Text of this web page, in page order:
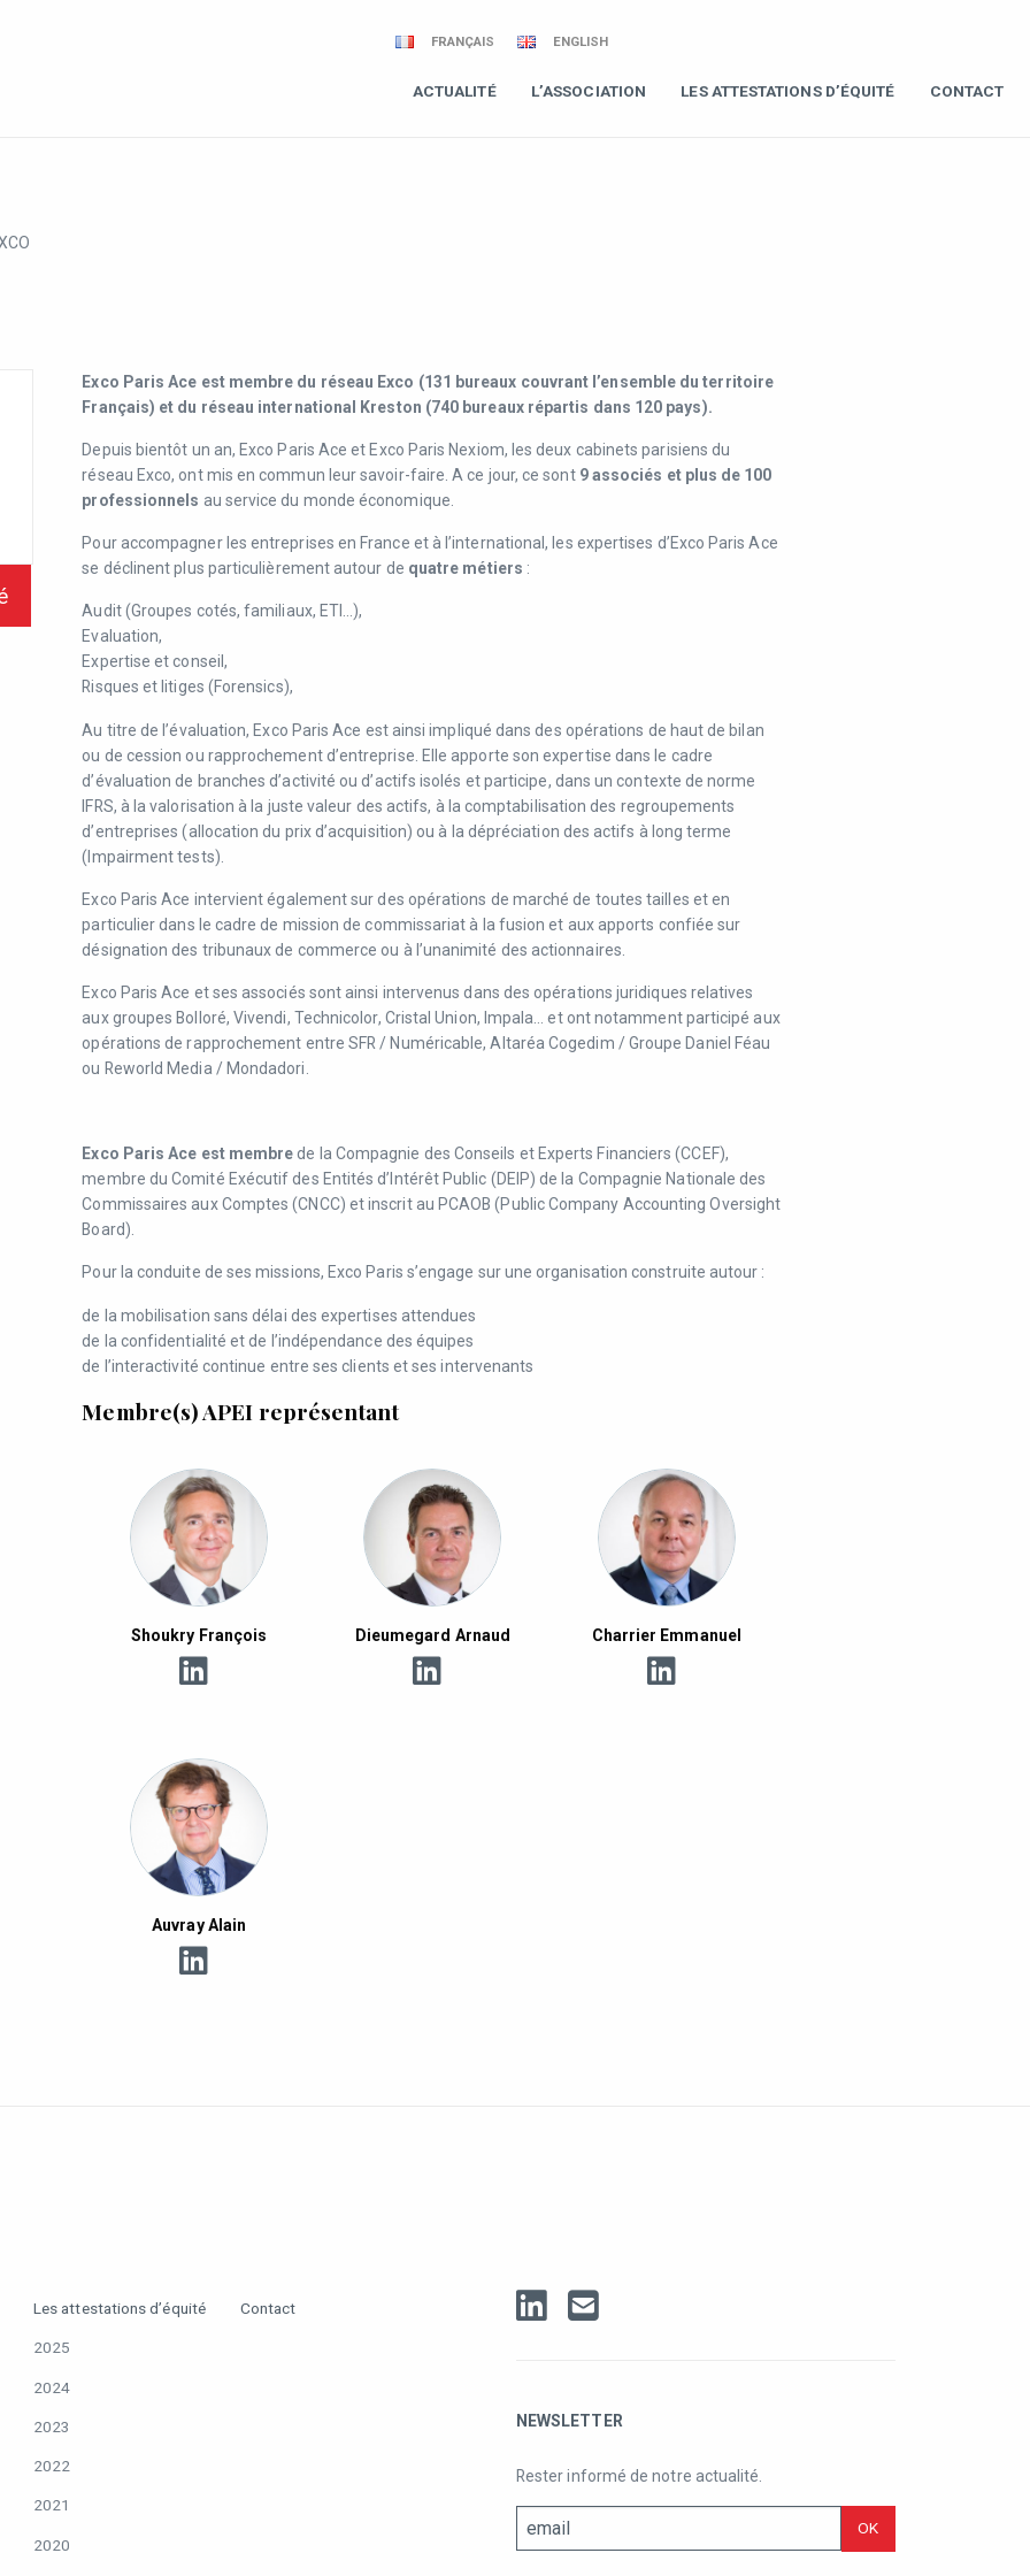
FRANÇAIS ENGLISH
ACTUALITÉ L’ASSOCIATION LES ATTESTATIONS D’ÉQUITÉ CONTACT
Exco Paris Ace est membre du réseau Exco (131 bureaux couvrant l’ensemble du territoire
Français) et du réseau international Kreston (740 bureaux répartis dans 120 pays).
Depuis bientôt un an, Exco Paris Ace et Exco Paris Nexiom, les deux cabinets parisiens du
réseau Exco, ont mis en commun leur savoir-faire. A ce jour, ce sont 9 associés et plus de 100
professionnels au service du monde économique.
Pour accompagner les entreprises en France et à l’international, les expertises d’Exco Paris Ace
se déclinent plus particulièrement autour de quatre métiers :
Audit (Groupes cotés, familiaux, ETI…),
Evaluation,
Expertise et conseil,
Risques et litiges (Forensics),
Au titre de l’évaluation, Exco Paris Ace est ainsi impliqué dans des opérations de haut de bilan
ou de cession ou rapprochement d’entreprise. Elle apporte son expertise dans le cadre
d’évaluation de branches d’activité ou d’actifs isolés et participe, dans un contexte de norme
IFRS, à la valorisation à la juste valeur des actifs, à la comptabilisation des regroupements
d’entreprises (allocation du prix d’acquisition) ou à la dépréciation des actifs à long terme
(Impairment tests).
Exco Paris Ace intervient également sur des opérations de marché de toutes tailles et en
particulier dans le cadre de mission de commissariat à la fusion et aux apports confiée sur
désignation des tribunaux de commerce ou à l’unanimité des actionnaires.
Exco Paris Ace et ses associés sont ainsi intervenus dans des opérations juridiques relatives
aux groupes Bolloré, Vivendi, Technicolor, Cristal Union, Impala… et ont notamment participé aux
opérations de rapprochement entre SFR / Numéricable, Altaréa Cogedim / Groupe Daniel Féau
ou Reworld Media / Mondadori.
Exco Paris Ace est membrede la Compagnie des Conseils et Experts Financiers (CCEF),
membre du Comité Exécutif des Entités d’Intérêt Public (DEIP) de la Compagnie Nationale des
Commissaires aux Comptes (CNCC) et inscrit au PCAOB (Public Company Accounting Oversight
Board).
Pour la conduite de ses missions, Exco Paris s’engage sur une organisation construite autour :
de la mobilisation sans délai des expertises attendues
de la confidentialité et de l’indépendance des équipes
de l’interactivité continue entre ses clients et ses intervenants
Membre(s) APEI représentant
Shoukry François Dieumegard Arnaud Charrier Emmanuel
Auvray Alain
Les attestations d’équité
2025
2024
2023
2022
2021
2020
Contact
NEWSLETTER
Rester informé de notre actualité.